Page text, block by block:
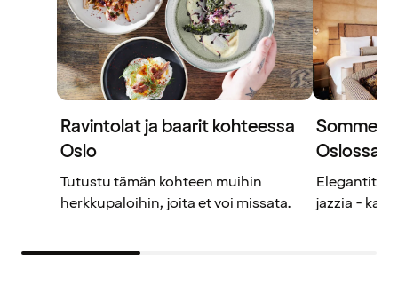
Ravintolat ja baarit kohteessa
Oslo
Tutustu tämän kohteen muihin
herkkupaloihin, joita et voi missata.
Oslossa
Elegantit
jazzia -